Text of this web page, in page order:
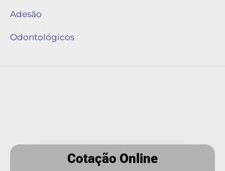
Adesão
Odontológicos
Cotação Online